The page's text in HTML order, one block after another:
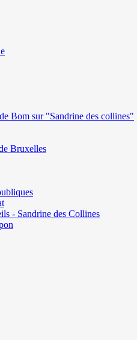
Bom sur "Sandrine des collines"
Bruxelles
- Sandrine des Collines